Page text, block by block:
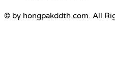
© by hongpakddth.com. All